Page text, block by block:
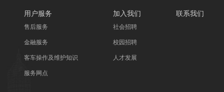
用户服务
售后服务
金融服务
客车操作及维护知识
服务网点
加入我们
社会招聘
校园招聘
人才发展
联系我们